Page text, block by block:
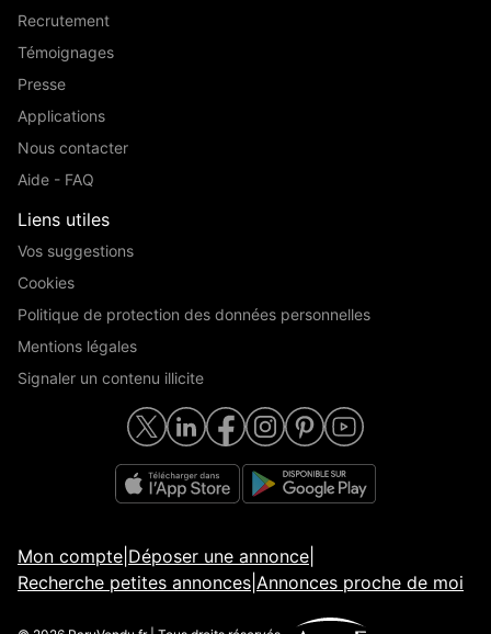
Recrutement
Témoignages
Presse
Applications
Nous contacter
Aide - FAQ
Liens utiles
Vos suggestions
Cookies
Politique de protection des données personnelles
Mentions légales
Signaler un contenu illicite
Mon compte Déposer une annonce
Recherche petites annonces Annonces proche de moi